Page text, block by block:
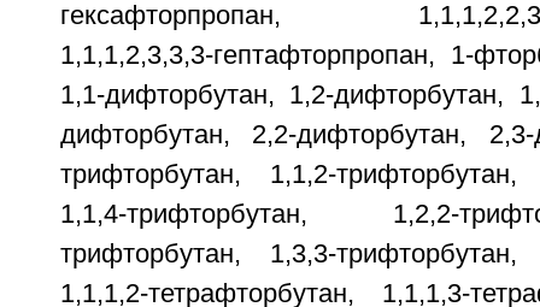
гексафторпропан, 1,1,1,2,2,3,3-
1,1,1,2,3,3,3-гептафторпропан, 1-
1,1-дифторбутан, 1,2-дифторбутан,
дифторбутан, 2,2-дифторбутан,
трифторбутан, 1,1,2-трифторбутан,
1,1,4-трифторбутан, 1,2,2-
трифторбутан, 1,3,3-трифторбутан,
1,1,1,2-тетрафторбутан, 1,1,1,3-